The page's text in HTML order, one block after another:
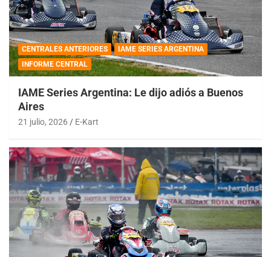
CENTRALES ANTERIORES
IAME SERIES ARGENTINA
INFORME CENTRAL
IAME Series Argentina: Le dijo adiós a Buenos
Aires
21 julio, 2026 E-Kart